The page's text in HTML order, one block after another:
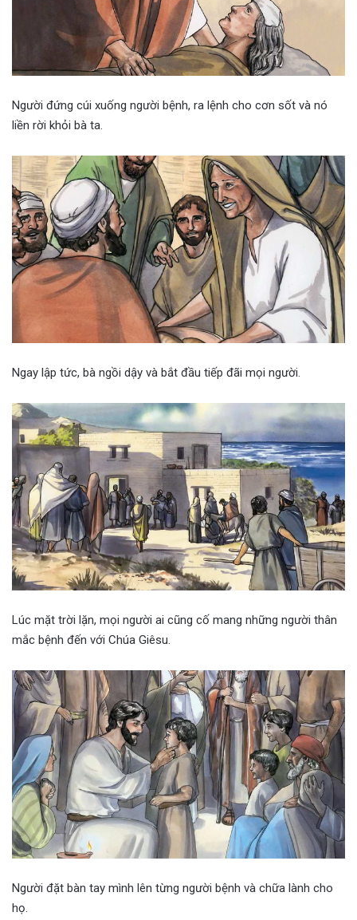
Người đứng cúi xuống người bệnh, ra lệnh cho cơn sốt và nó
liền rời khỏi bà ta.
Ngay lập tức, bà ngồi dậy và bắt đầu tiếp đãi mọi người.
Lúc mặt trời lặn, mọi người ai cũng cố mang những người thân
mắc bệnh đến với Chúa Giêsu.
Người đặt bàn tay mình lên từng người bệnh và chữa lành cho
họ.